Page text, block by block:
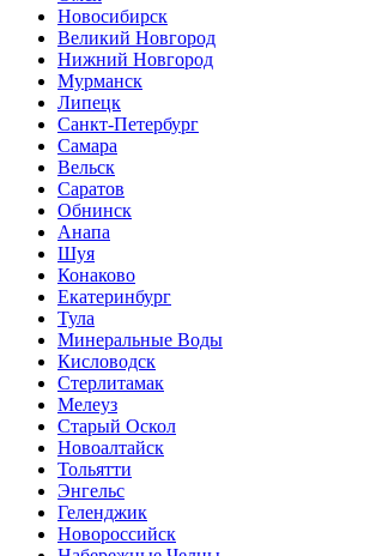
Новосибирск
Великий Новгород
Нижний Новгород
Мурманск
Липецк
Санкт-Петербург
Самара
Вельск
Саратов
Обнинск
Анапа
Шуя
Конаково
Екатеринбург
Тула
Минеральные Воды
Кисловодск
Стерлитамак
Мелеуз
Старый Оскол
Новоалтайск
Тольятти
Энгельс
Геленджик
Новороссийск